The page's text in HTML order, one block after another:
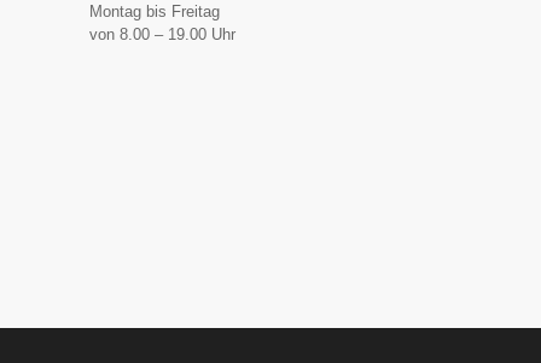
Montag bis Freitag
von 8.00 – 19.00 Uhr